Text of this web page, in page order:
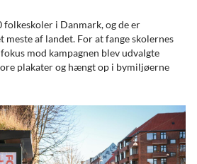
folkeskoler i Danmark, og de er
meste af landet. For at fange skolernes
mod kampagnen blev udvalgte
plakater og hængt op i bymiljøerne